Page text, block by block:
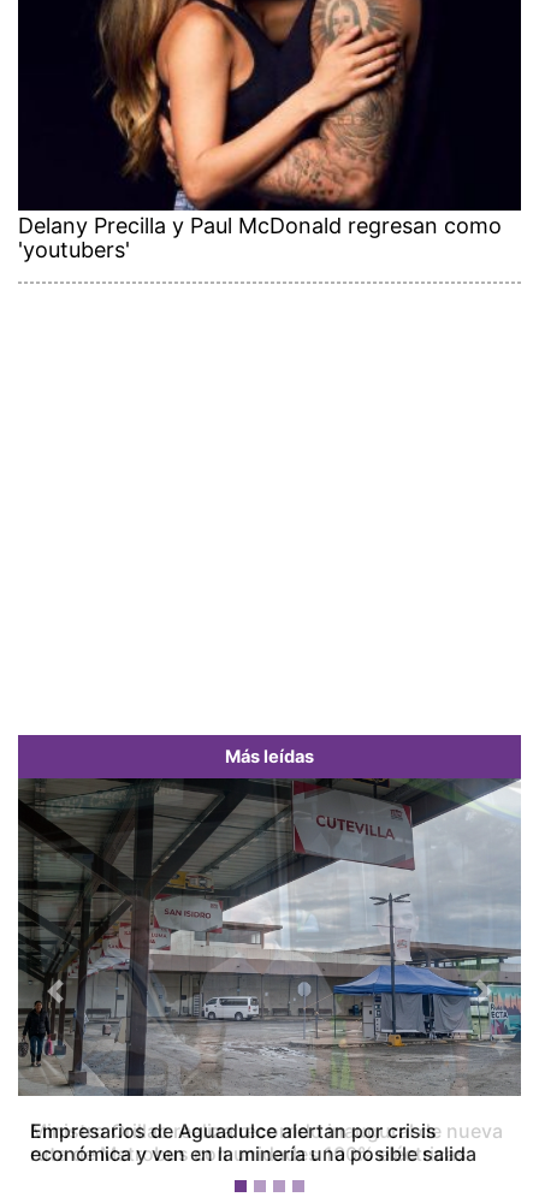
Delany Precilla y Paul McDonald regresan como
'youtubers'
Más leídas
Empresarios de Aguadulce alertan por crisis
económica y ven en la minería una posible salida
Previous Next